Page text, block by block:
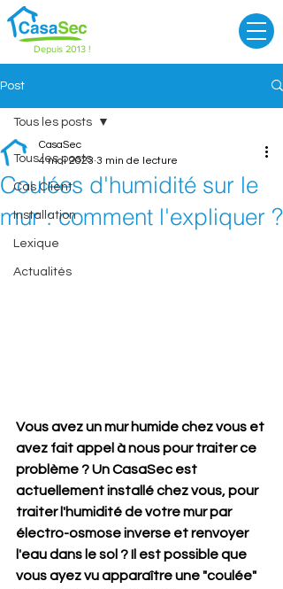
Depuis 2013 !
Post
Tous les posts
Cas Client
Installation
Lexique
Actualités
Tous les posts
Coulées d'humidité sur le
mur : comment l'expliquer ?
CasaSec
4 mai 2023 3 min de lecture
Vous avez un mur humide chez vous et
avez fait appel à nous pour traiter ce
problème ? Un CasaSec est
actuellement installé chez vous, pour
traiter l'humidité de votre mur par
électro-osmose inverse et renvoyer
l'eau dans le sol ? Il est possible que
vous ayez vu apparaître une "coulée"